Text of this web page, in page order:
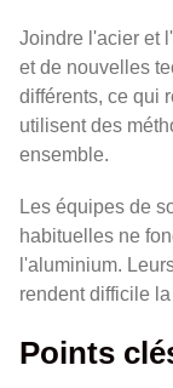
Joindre l'acier et
et de nouvelles
différents, ce qui
utilisent des
ensemble.
Les équipes de
habituelles ne
l'aluminium.
rendent difficile
Points